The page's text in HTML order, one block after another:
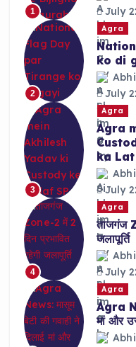
1
July
2
Agra
ko di
July
3
Agra
Agra
ka
July
4
Agra
ताजगंज
जलापूर्ति
July
Agra
Agra
मां और